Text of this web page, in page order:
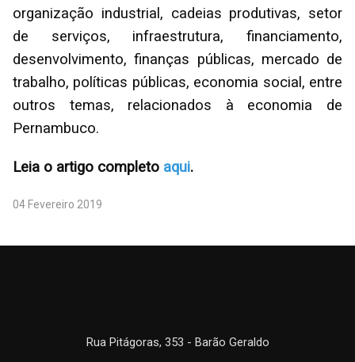
organização industrial, cadeias produtivas, setor
de serviços, infraestrutura, financiamento,
desenvolvimento, finanças públicas, mercado de
trabalho, políticas públicas, economia social, entre
outros temas, relacionados à economia de
Pernambuco.
Leia o artigo completo aqui.
04 Fevereiro 2019
Rua Pitágoras, 353 - Barão Geraldo